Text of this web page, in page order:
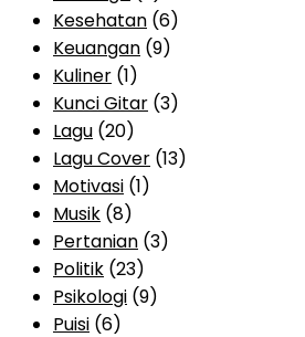
Kesehatan (6)
Keuangan (9)
Kuliner (1)
Kunci Gitar (3)
Lagu (20)
Lagu Cover (13)
Motivasi (1)
Musik (8)
Pertanian (3)
Politik (23)
Psikologi (9)
Puisi (6)